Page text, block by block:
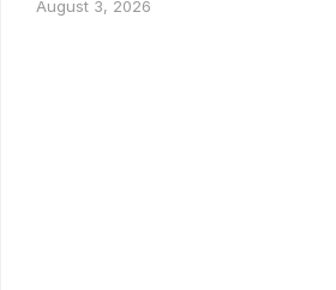
August 3, 2026